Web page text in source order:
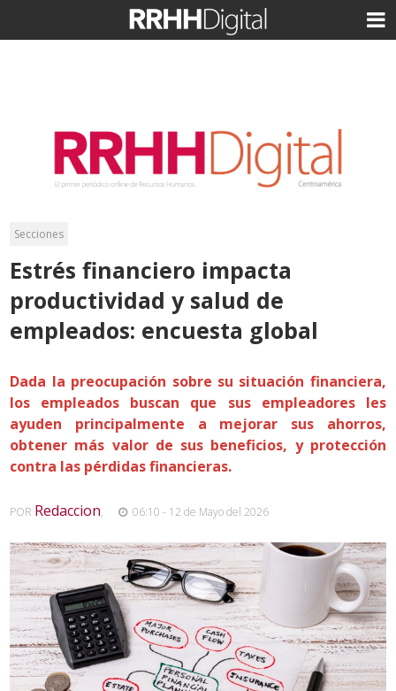
Secciones
Estrés financiero impacta
productividad y salud de
empleados: encuesta global
Dada la preocupación sobre su situación financiera,
los empleados buscan que sus empleadores les
ayuden principalmente a mejorar sus ahorros,
obtener más valor de sus beneficios, y protección
contra las pérdidas financieras.
POR Redaccion, 06:10 - 12 de Mayo del 2026